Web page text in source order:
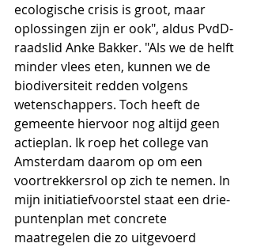
ecologische crisis is groot, maar
oplossingen zijn er ook", aldus PvdD-
raadslid Anke Bakker. "Als we de helft
minder vlees eten, kunnen we de
biodiversiteit redden volgens
wetenschappers. Toch heeft de
gemeente hiervoor nog altijd geen
actieplan. Ik roep het college van
Amsterdam daarom op om een
voortrekkersrol op zich te nemen. In
mijn initiatiefvoorstel staat een drie-
puntenplan met concrete
maatregelen die zo uitgevoerd